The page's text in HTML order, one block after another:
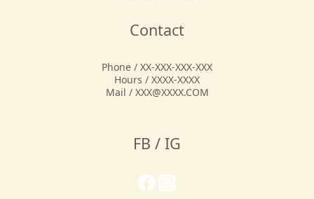
Contact
Phone / XX-XXX-XXX-XXX
Hours / XXXX-XXXX
Mail / XXX@XXXX.COM
FB / IG